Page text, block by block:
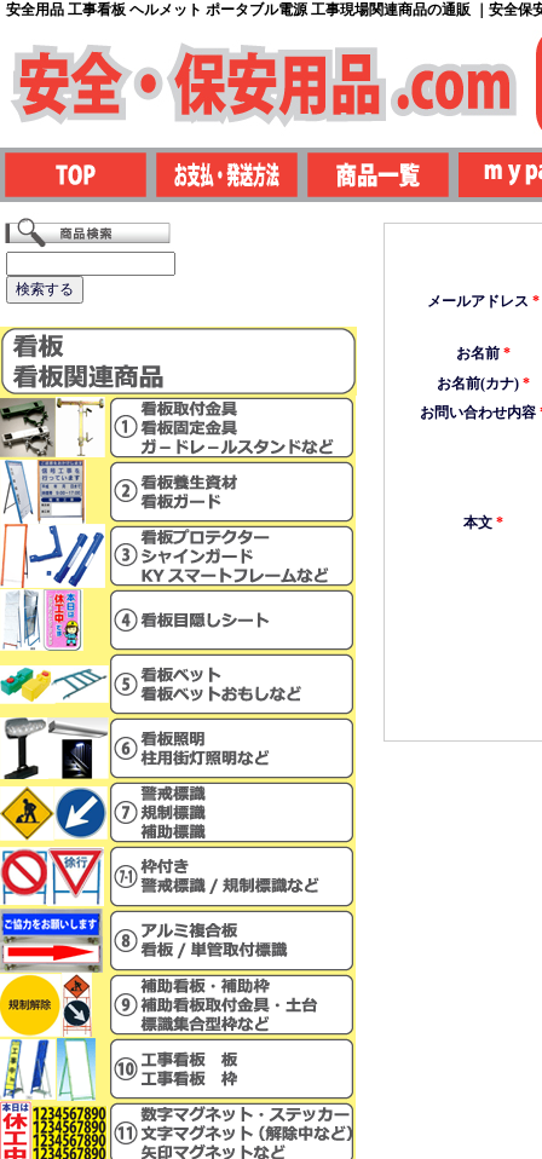
安全用品 工事看板 ヘルメット ポータブル電源 工事現場関連商品の通販 ｜安全保
メールアドレス *
お名前*
お名前(カナ)*
お問い合わせ内容
本文*